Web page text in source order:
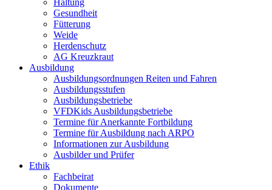
Haltung
Gesundheit
Fütterung
Weide
Herdenschutz
AG Kreuzkraut
Ausbildung
Ausbildungsordnungen Reiten und Fahren
Ausbildungsstufen
Ausbildungsbetriebe
VFDKids Ausbildungsbetriebe
Termine für Anerkannte Fortbildung
Termine für Ausbildung nach ARPO
Informationen zur Ausbildung
Ausbilder und Prüfer
Ethik
Fachbeirat
Dokumente